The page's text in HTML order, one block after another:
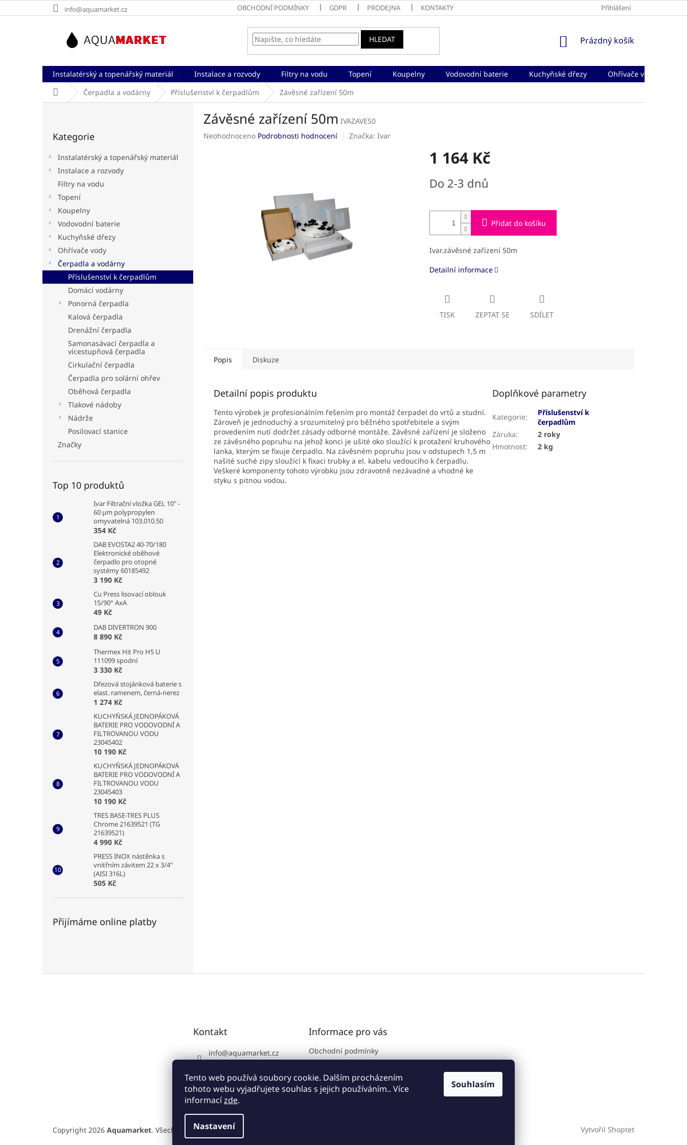
Tento web používá soubory cookie. Dalším procházením
tohoto webu vyjadřujete souhlas s jejich používáním.. Více
informacízde.
Nastavení
Souhlasím
na
info@aquamarket.cz OBCHODNÍ PODMÍNKY GDPR PRODEJNA KONTAKTY Přihlášení
HLEDAT
NÁKUPNÍ
Prázdný košík
Instalatérský a topenářský materiál Instalace a rozvody Filtry na vodu Topení Koupelny Vodovodní baterie Kuchyňské dřezy Ohřívače vody
Domů Čerpadla a vodárny Příslušenství k čerpadlům Závěsné zařízení 50m
kategorie
Kategorie
Instalatérský a topenářský materiál
Instalace a rozvody
Filtry na vodu
Topení
Koupelny
Vodovodní baterie
Kuchyňské dřezy
Ohřívače vody
Čerpadla a vodárny
Příslušenství k čerpadlům
Domácí vodárny
Ponorná čerpadla
Kalová čerpadla
Drenážní čerpadla
Samonasávací čerpadla a
vícestupňová čerpadla
Cirkulační čerpadla
Čerpadla pro solární ohřev
Oběhová čerpadla
Tlakové nádoby
Nádrže
Posilovací stanice
Značky
Top 10 produktů
Ivar Filtrační vložka GEL 10" -
60 µm polypropylen
omyvatelná 103.010.50
354 Kč
DAB EVOSTA2 40-70/180
Elektronické oběhové
čerpadlo pro otopné
systémy 60185492
3 190 Kč
Cu Press lisovací oblouk
15/90° AxA
49 Kč
DAB DIVERTRON 900
8 890 Kč
Thermex Hit Pro H5 U
111099 spodní
3 330 Kč
Dřezová stojánková baterie s
elast. ramenem, černá-nerez
1 274 Kč
KUCHYŇSKÁ JEDNOPÁKOVÁ
BATERIE PRO VODOVODNÍ A
FILTROVANOU VODU
23045402
10 190 Kč
KUCHYŇSKÁ JEDNOPÁKOVÁ
BATERIE PRO VODOVODNÍ A
FILTROVANOU VODU
23045403
10 190 Kč
TRES BASE-TRES PLUS
Chrome 21639521 (TG
21639521)
4 990 Kč
PRESS INOX nástěnka s
vnitřním závitem 22 x 3/4"
(AISI 316L)
505 Kč
Přijímáme online platby
Závěsné zařízení 50m IVAZAVES0
Průměrné
Neohodnoceno Podrobnosti hodnocení Značka: Ivar
1 164 Kč
cena:
Do 2-3 dnů
Přidat do košíku
Ivar.závěsné zařízení 50m
Detailní informace
TISK ZEPTAT SE SDÍLET
Popis Diskuze
Detailní popis produktu
Tento výrobek je profesionálním řešením pro montáž čerpadel do vrtů a studní.
Zároveň je jednoduchý a srozumitelný pro běžného spotřebitele a svým
provedením nutí dodržet zásady odborné montáže. Závěsné zařízení je složeno
ze závěsného popruhu na jehož konci je ušité oko sloužící k protažení kruhového
lanka, kterým se fixuje čerpadlo. Na závěsném popruhu jsou v odstupech 1,5 m
našité suché zipy sloužící k fixaci trubky a el. kabelu vedoucího k čerpadlu.
Veškeré komponenty tohoto výrobku jsou zdravotně nezávadné a vhodné ke
styku s pitnou vodou.
Doplňkové parametry
Kategorie:
Příslušenství k
čerpadlům
Záruka:
2 roky
Hmotnost: 2 kg
Kontakt
info@aquamarket.cz
Informace pro vás
Obchodní podmínky
Prodejna
Kontakty
Vytvořil Shoptet
Copyright 2026 Aquamarket. Všechna práva vyhrazena.